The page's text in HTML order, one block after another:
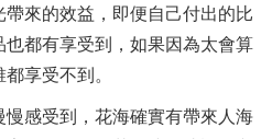
來的效益，即便自己付出的比
都有享受到，如果因為太會算
享受不到。
感受到，花海確實有帶來人海